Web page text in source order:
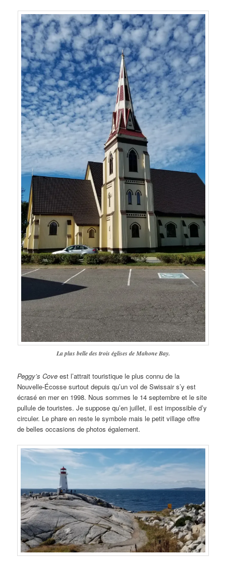
La plus belle des trois églises de Mahone Bay.
Peggy’s Cove est l’attrait touristique le plus connu de la
Nouvelle-Écosse surtout depuis qu’un vol de Swissair s’y est
écrasé en mer en 1998. Nous sommes le 14 septembre et le site
pullule de touristes. Je suppose qu’en juillet, il est impossible d’y
circuler. Le phare en reste le symbole mais le petit village offre
de belles occasions de photos également.